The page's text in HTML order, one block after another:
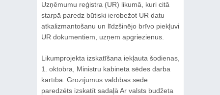
Uzņēmumu reģistra (UR) likumā, kuri citā
starpā paredz būtiski ierobežot UR datu
atkalizmantošanu un līdzšinējo brīvo piekļuvi
UR dokumentiem, uzņem apgriezienus.
Likumprojekta izskatīšana iekļauta šodienas,
1. oktobra, Ministru kabineta sēdes darba
kārtībā. Grozījumus valdības sēdē
paredzēts izskatīt sadaļā Ar valsts budžeta